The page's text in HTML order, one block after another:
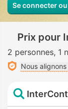
Se connecter
Prix pour
2 personnes 1
Nous